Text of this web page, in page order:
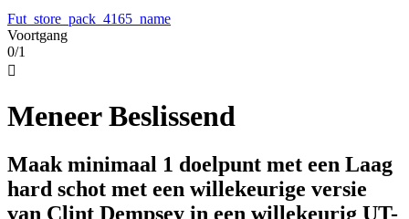
Fut_store_pack_4165_name
Voortgang
0/1

Meneer Beslissend
Maak minimaal 1 doelpunt met een Laag
hard schot met een willekeurige versie
van Clint Dempsey in een willekeurig UT-